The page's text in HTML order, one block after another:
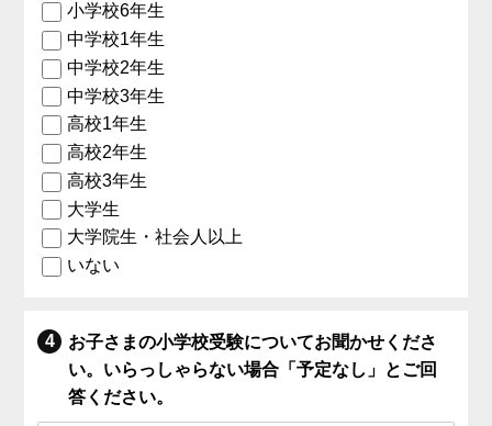
小学校6年生
中学校1年生
中学校2年生
中学校3年生
高校1年生
高校2年生
高校3年生
大学生
大学院生・社会人以上
いない
お子さまの小学校受験についてお聞かせくださ
い。いらっしゃらない場合「予定なし」とご回
答ください。